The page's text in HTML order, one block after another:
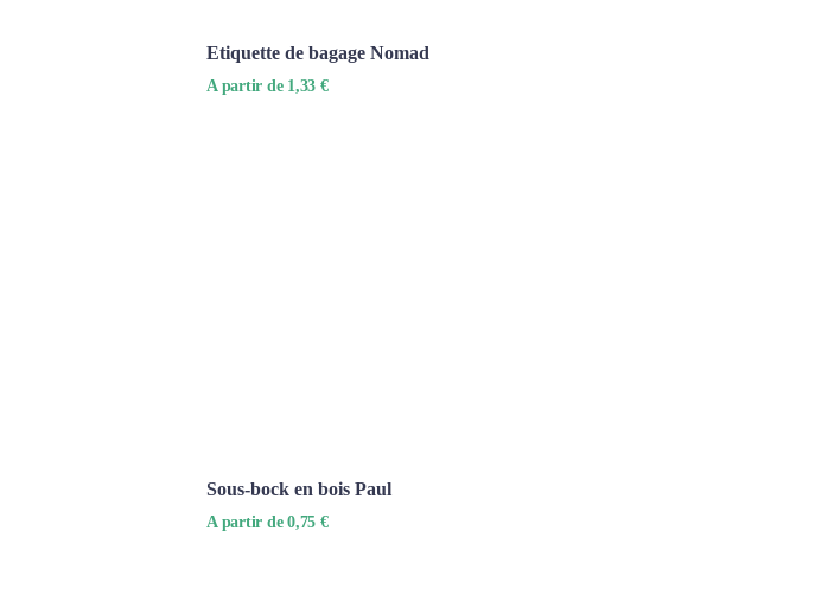
Etiquette de bagage Nomad
A partir de 1,33 €
Sous-bock en bois Paul
A partir de 0,75 €